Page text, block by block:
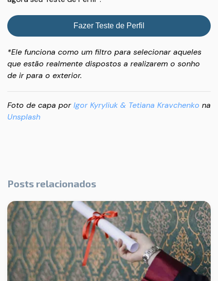
Fazer Teste de Perfil
*Ele funciona como um filtro para selecionar aqueles
que estão realmente dispostos a realizarem o sonho
de ir para o exterior.
Foto de capa porIgor Kyryliuk & Tetiana Kravchenko na
Unsplash
Posts relacionados